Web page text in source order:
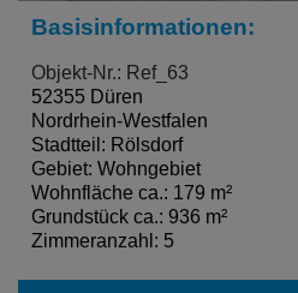
Basisinformationen:
Objekt-Nr.: Ref_63
52355 Düren
Nordrhein-Westfalen
Stadtteil: Rölsdorf
Gebiet: Wohngebiet
Wohnfläche ca.: 179 m²
Grundstück ca.: 936 m²
Zimmeranzahl: 5